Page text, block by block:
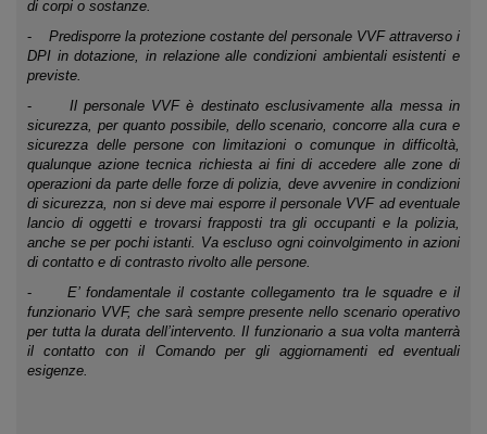
di corpi o sostanze.
-
Predisporre la protezione costante del personale VVF attraverso i
DPI in dotazione, in relazione alle condizioni ambientali esistenti e
previste.
-
Il personale VVF è destinato esclusivamente alla messa in
sicurezza, per quanto possibile, dello scenario, concorre alla cura e
sicurezza delle persone con limitazioni o comunque in difficoltà,
qualunque azione tecnica richiesta ai fini di accedere alle zone di
operazioni da parte delle forze di polizia, deve avvenire in condizioni
di sicurezza, non si deve mai esporre il personale VVF ad eventuale
lancio di oggetti e trovarsi frapposti tra gli occupanti e la polizia,
anche se per pochi istanti. Va escluso ogni coinvolgimento in azioni
di contatto e di contrasto rivolto alle persone.
-
E’ fondamentale il costante collegamento tra le squadre e il
funzionario VVF, che sarà sempre presente nello scenario operativo
per tutta la durata dell’intervento. Il funzionario a sua volta manterrà
il contatto con il Comando per gli aggiornamenti ed eventuali
esigenze.